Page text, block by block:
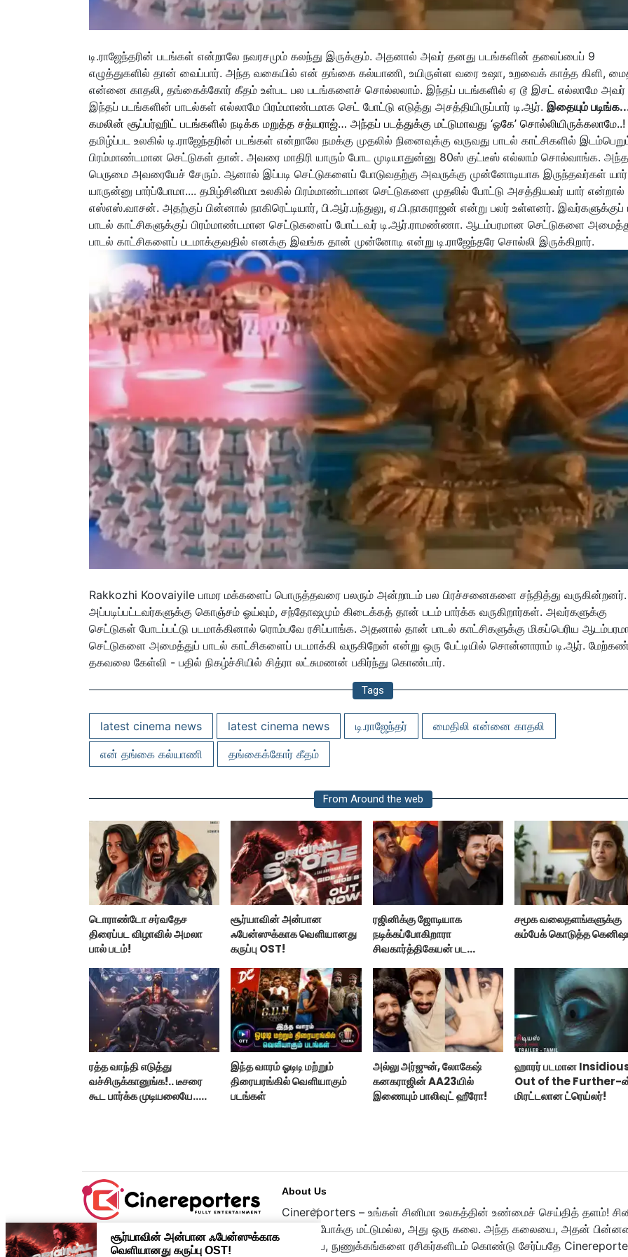
டி.ராஜேந்தரின் படங்கள் என்றாலே நவரசமும் கலந்து இருக்கும். அதனால் அவர் தனது படங்களின் தலைப்பைப் 9
எழுத்துகளில் தான் வைப்பார். அந்த வகையில் என் தங்கை கல்யாணி, உயிருள்ள வரை உஷா, உறவைக் காத்த கிளி,
என்னை காதலி, தங்கைக்கோர் கீதம் உள்பட பல படங்களைச் சொல்லலாம். இந்தப் படங்களில் ஏ டூ இசட் எல்லாமே
இந்தப் படங்களின் பாடல்கள் எல்லாமே பிரம்மாண்டமாக செட் போட்டு எடுத்து அசத்தியிருப்பார் டி.ஆர். இதையும்
கமலின் சூப்பர்ஹிட் படங்களில் நடிக்க மறுத்த சத்யராஜ்… அந்தப் படத்துக்கு மட்டுமாவது ‘ஓகே’ சொல்லியிருக்கலாமே..!
தமிழ்ப்பட உலகில் டி.ராஜேந்தரின் படங்கள் என்றாலே நமக்கு முதலில் நினைவுக்கு வருவது பாடல் காட்சிகளில்
பிரம்மாண்டமான செட்டுகள் தான். அவரை மாதிரி யாரும் போட முடியாதுன்னு 80ஸ் குட்டீஸ் எல்லாம் சொல்வாங்க.
பெருமை அவரையேச் சேரும். ஆனால் இப்படி செட்டுகளைப் போடுவதற்கு அவருக்கு முன்னோடியாக இருந்தவர்கள் யார்
யாருன்னு பார்ப்போமா.... தமிழ்சினிமா உலகில் பிரம்மாண்டமான செட்டுகளை முதலில் போட்டு அசத்தியவர் யார் என்றால்
எஸ்எஸ்.வாசன். அதற்குப் பின்னால் நாகிரெட்டியார், பி.ஆர்.பந்துலு, ஏ.பி.நாகராஜன் என்று பலர் உள்ளனர். இவர்களுக்குப்
பாடல் காட்சிகளுக்குப் பிரம்மாண்டமான செட்டுகளைப் போட்டவர் டி.ஆர்.ராமண்ணா. ஆடம்பரமான செட்டுகளை
பாடல் காட்சிகளைப் படமாக்குவதில் எனக்கு இவங்க தான் முன்னோடி என்று டி.ராஜேந்தரே சொல்லி இருக்கிறார்.
Rakkozhi Koovaiyile பாமர மக்களைப் பொருத்தவரை பலரும் அன்றாடம் பல பிரச்சனைகளை சந்தித்து வருகின்றனர்.
அப்படிப்பட்டவர்களுக்கு கொஞ்சம் ஓய்வும், சந்தோஷமும் கிடைக்கத் தான் படம் பார்க்க வருகிறார்கள். அவர்களுக்கு
செட்டுகள் போடப்பட்டு படமாக்கினால் ரொம்பவே ரசிப்பாங்க. அதனால் தான் பாடல் காட்சிகளுக்கு மிகப்பெரிய
செட்டுகளை அமைத்துப் பாடல் காட்சிகளைப் படமாக்கி வருகிறேன் என்று ஒரு பேட்டியில் சொன்னாராம் டி.ஆர்.
தகவலை கேள்வி - பதில் நிகழ்ச்சியில் சித்ரா லட்சுமணன் பகிர்ந்து கொண்டார்.
Tags
latest cinema news latest cinema news டி.ராஜேந்தர்
மைதிலி என்னை காதலி
என் தங்கை கல்யாணி
தங்கைக்கோர் கீதம்
From Around the web
டொராண்டோ சர்வதேச
திரைப்பட விழாவில் அமலா
பால் படம்!
சூர்யாவின் அன்பான
ஃபேன்ஸுக்காக வெளியானது
கருப்பு OST!
ரஜினிக்கு ஜோடியாக
நடிக்கப்போகிறாரா
சிவகார்த்திகேயன் பட
சமூக வலைதளங்களுக்கு
கம்பேக் கொடுத்த
ரத்த வாந்தி எடுத்து
வச்சிருக்கானுங்க!.. டீசரை
கூட பார்க்க முடியலையே..
இந்த வாரம் ஓடிடி மற்றும்
திரையரங்கில் வெளியாகும்
படங்கள்
அல்லு அர்ஜுன், லோகேஷ்
கனகராஜின் AA23யில்
இணையும் பாலிவுட் ஹீரோ!
ஹாரர் படமான
Out of the Further-
மிரட்டலான ட்ரெய்லர்!
About Us
Cinereporters – உங்கள் சினிமா உலகத்தின் உண்மைச் செய்தித் தளம்!
பொழுதுபோக்கு மட்டுமல்ல, அது ஒரு கலை. அந்த கலையை, அதன்
உழைப்பை, நுணுக்கங்களை ரசிகர்களிடம் கொண்டு சேர்ப்பதே